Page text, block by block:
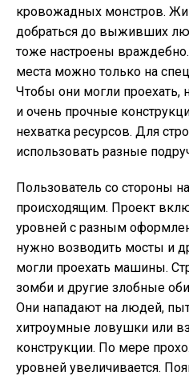
кровожадных монстров.
добраться до выживших
тоже настроены
места можно только на
Чтобы они могли проехать,
и очень прочные
нехватка ресурсов. Для
использовать разные
Пользователь со стороны
происходящим. Проект
уровней с разным
нужно возводить мосты и
могли проехать машины.
зомби и другие злобные
Они нападают на людей,
хитроумные ловушки или
конструкции. По мере
уровней увеличивается.